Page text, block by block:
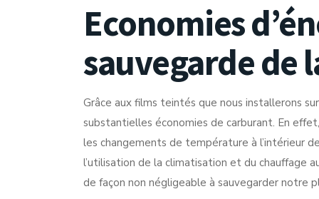
Economies
sauvegarde de
Grâce aux films teintés que nous installerons
substantielles économies de carburant. En
les changements de température à l’intérieur
l’utilisation de la climatisation et du chauffage
de façon non négligeable à sauvegarder notre